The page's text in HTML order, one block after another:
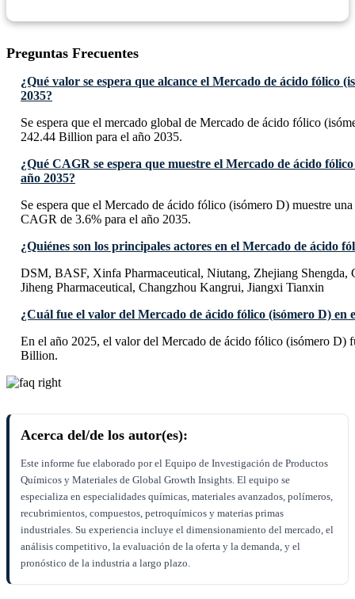
Preguntas Frecuentes
¿Qué valor se espera que alcance el Mercado de ácido fólico
2035?
Se espera que el mercado global de Mercado de ácido fólico
242.44 Billion para el año 2035.
¿Qué CAGR se espera que muestre el Mercado de ácido
año 2035?
Se espera que el Mercado de ácido fólico (isómero D) muestre una
CAGR de 3.6% para el año 2035.
¿Quiénes son los principales actores en el Mercado de ácido
DSM, BASF, Xinfa Pharmaceutical, Niutang, Zhejiang Shengda,
Jiheng Pharmaceutical, Changzhou Kangrui, Jiangxi Tianxin
¿Cuál fue el valor del Mercado de ácido fólico (isómero D) en
En el año 2025, el valor del Mercado de ácido fólico (isómero D)
Billion.
Acerca del/de los autor(es):
Este informe fue elaborado por el Equipo de Investigación de Productos
Químicos y Materiales de Global Growth Insights. El equipo se
especializa en especialidades químicas, materiales avanzados, polímeros,
recubrimientos, compuestos, petroquímicos y materias primas
industriales. Su experiencia incluye el dimensionamiento del mercado, el
análisis competitivo, la evaluación de la oferta y la demanda, y el
pronóstico de la industria a largo plazo.